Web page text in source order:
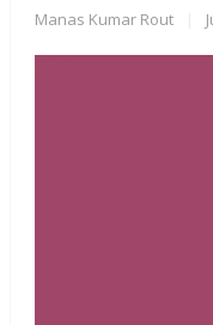
Manas Kumar Rout